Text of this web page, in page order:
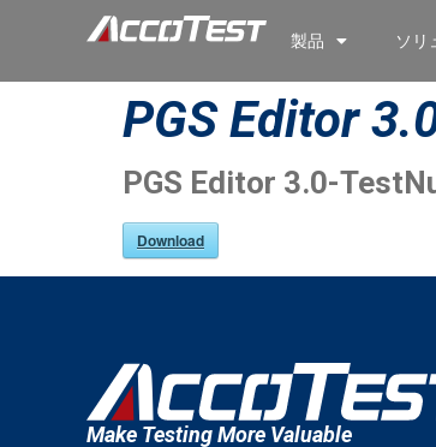
製品 ソリ
PGS Editor
PGS Editor 3.0-
Download
Make Testing More Valuable